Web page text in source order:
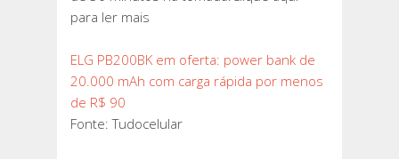
para ler mais
ELG PB200BK em oferta: power bank de
20.000 mAh com carga rápida por menos
de R$ 90
Fonte: Tudocelular